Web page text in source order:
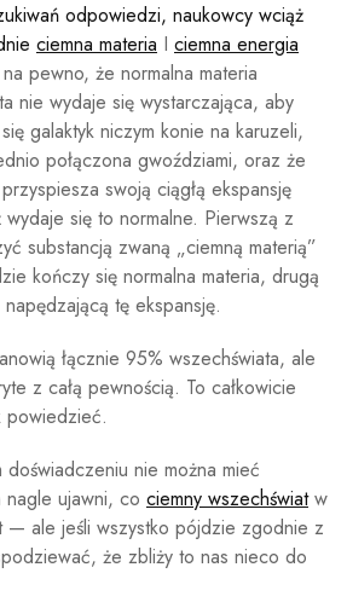
odpowiedzi, naukowcy wciąż
ciemna materia I ciemna energia
pewno, że normalna materia
nie wydaje się wystarczająca, aby
galaktyk niczym konie na karuzeli,
połączona gwoździami, oraz że
swoją ciągłą ekspansję
się to normalne. Pierwszą z
substancją zwaną „ciemną materią”
kończy się normalna materia, drugą
tę ekspansję.
łącznie 95% wszechświata, ale
z całą pewnością. To całkowicie
powiedzieć.
nie można mieć
ujawni, co ciemny wszechświatw
— ale jeśli wszystko pójdzie zgodnie z
że zbliży to nas nieco do